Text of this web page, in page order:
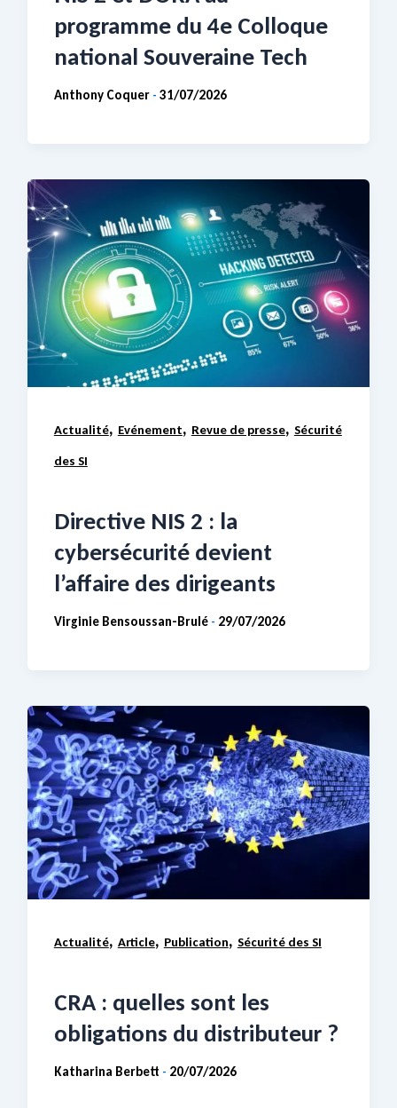
programme du 4e Colloque
national Souveraine Tech
Anthony Coquer - 31/07/2026
Actualité, Evénement, Revue de presse, Sécurité
des SI
Directive NIS 2 : la
cybersécurité devient
l’affaire des dirigeants
Virginie Bensoussan-Brulé - 29/07/2026
Actualité, Article, Publication, Sécurité des SI
CRA : quelles sont les
obligations du distributeur ?
Katharina Berbett - 20/07/2026